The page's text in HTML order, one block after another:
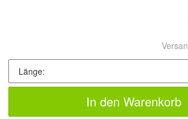
In den Warenkorb